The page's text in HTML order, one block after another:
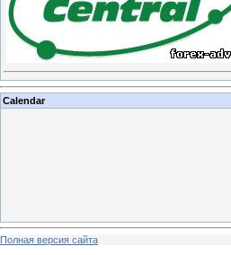
Calendar
Полная версия сайта